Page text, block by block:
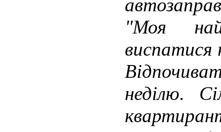
"Моя
виспатися
неділю.